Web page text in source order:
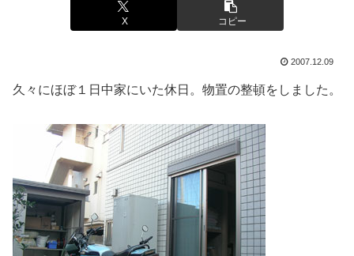
X コピー
2007.12.09
久々にほぼ１日中家にいた休日。物置の整頓をしました。